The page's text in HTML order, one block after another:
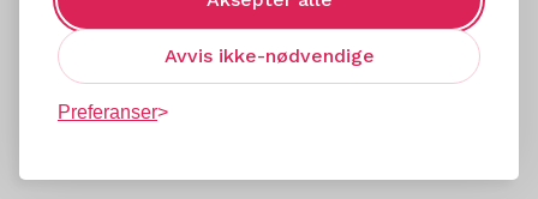
Avvis ikke-nødvendige
Preferanser